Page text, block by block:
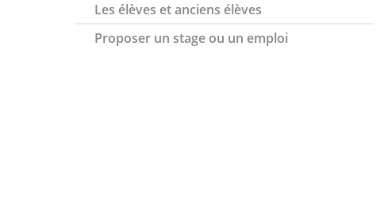
Les élèves et anciens élèves
Proposer un stage ou un emploi